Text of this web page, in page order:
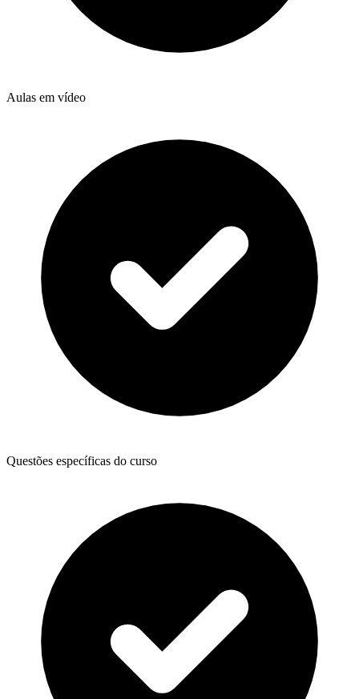
Aulas em vídeo
Questões específicas do curso